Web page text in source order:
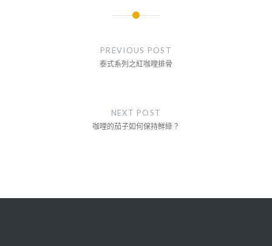
PREVIOUS POST
泰式系列之紅咖哩排骨
NEXT POST
咖哩的茄子如何保持鮮綠？